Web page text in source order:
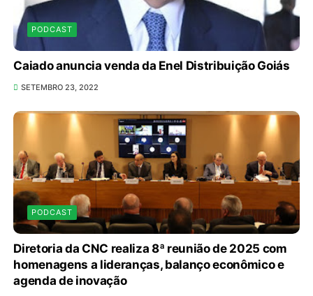
PODCAST
Caiado anuncia venda da Enel Distribuição Goiás
SETEMBRO 23, 2022
PODCAST
Diretoria da CNC realiza 8ª reunião de 2025 com
homenagens a lideranças, balanço econômico e
agenda de inovação